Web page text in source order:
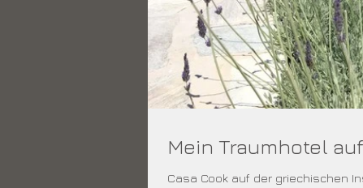
Mein Traumhotel
Casa Cook auf der griechischen